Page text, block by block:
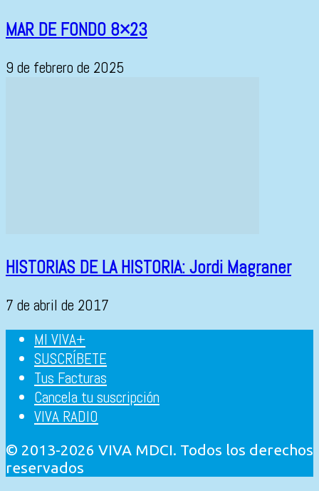
MAR DE FONDO 8×23
9 de febrero de 2025
HISTORIAS DE LA HISTORIA: Jordi Magraner
7 de abril de 2017
MI VIVA+
SUSCRÍBETE
Tus Facturas
Cancela tu suscripción
VIVA RADIO
© 2013-2026 VIVA MDCI. Todos los derechos
reservados